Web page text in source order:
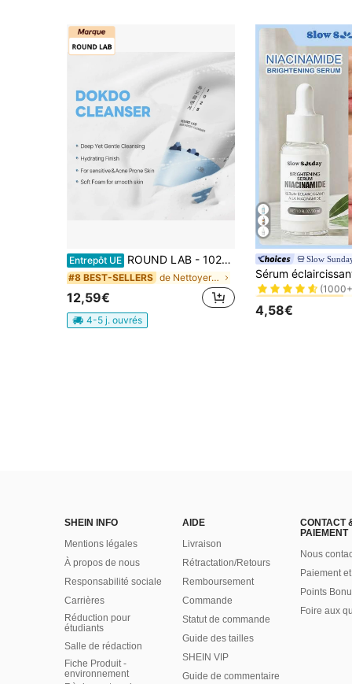
Entrepôt UE ROUND LAB - 1025 Dokdo Cleanser - Nettoyant
#8 BEST-SELLERS de Nettoyer les pores Nettoyants
12,59€
4-5 j. ouvrés
Slow
#1 BEST-SELLERS
#1 BEST-SELLERS
#1 BEST-SELLERS
#1 BEST-SELLERS
4,58€
SHEIN INFO
Mentions légales
À propos de nous
Responsabilité sociale
Carrières
Réduction pour
étudiants
Salle de rédaction
Fiche Produit -
environnement
AIDE
Livraison
Rétractation/Retours
Remboursement
Commande
Statut de commande
Guide des tailles
SHEIN VIP
Guide de commentaire
CONTACT
PAIEMENT
Nous
Paiement
Points
Foire aux